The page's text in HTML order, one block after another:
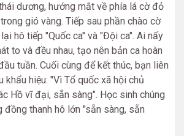
dương, hướng mắt về phía lá cờ đỏ
gió vàng. Tiếp sau phần chào cờ
hô tiếp "Quốc ca" và "Đội ca". Ai nấy
to và đều nhau, tạo nên bản ca hoàn
tuần. Cuối cùng để kết thúc, bạn liên
hiệu: "Vì Tổ quốc xã hội chủ
Hồ vĩ đại, sẵn sàng". Học sinh chúng
thanh hô lớn "sẵn sàng, sẵn